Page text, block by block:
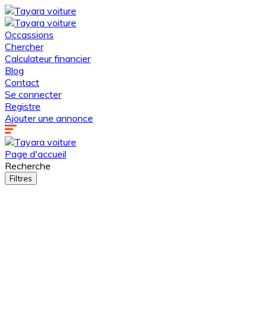
Occassions
Chercher
Calculateur financier
Blog
Contact
Se connecter
Registre
Ajouter une annonce
Page d'accueil
Recherche
Filtres